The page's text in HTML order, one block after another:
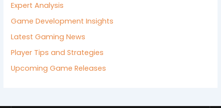
Expert Analysis
Game Development Insights
Latest Gaming News
Player Tips and Strategies
Upcoming Game Releases